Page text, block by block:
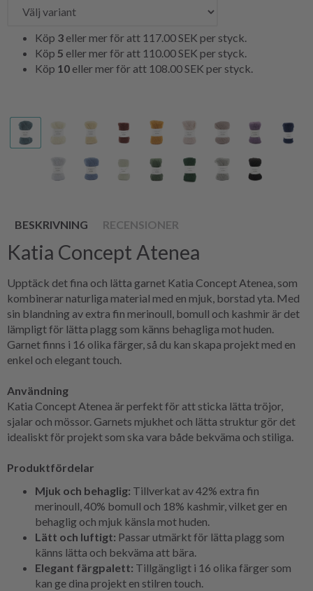
Köp 3 eller mer för att 117.00 SEK per styck.
Köp 5 eller mer för att 110.00 SEK per styck.
Köp 10 eller mer för att 108.00 SEK per styck.
BESKRIVNING RECENSIONER
Katia Concept Atenea
Upptäck det fina och lätta garnet Katia Concept Atenea, som
kombinerar naturliga material med en mjuk, borstad yta. Med
sin blandning av extra fin merinoull, bomull och kashmir är det
lämpligt för lätta plagg som känns behagliga mot huden.
Garnet finns i 16 olika färger, så du kan skapa projekt med en
enkel och elegant touch.
Användning
Katia Concept Atenea är perfekt för att sticka lätta tröjor,
sjalar och mössor. Garnets mjukhet och lätta struktur gör det
idealiskt för projekt som ska vara både bekväma och stiliga.
Produktfördelar
Mjuk och behaglig: Tillverkat av 42% extra fin
merinoull, 40% bomull och 18% kashmir, vilket ger en
behaglig och mjuk känsla mot huden.
Lätt och luftigt: Passar utmärkt för lätta plagg som
känns lätta och bekväma att bära.
Elegant färgpalett: Tillgängligt i 16 olika färger som
kan ge dina projekt en stilren touch.